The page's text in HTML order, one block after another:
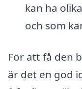
kan ha
och som
För att få den
är det en god